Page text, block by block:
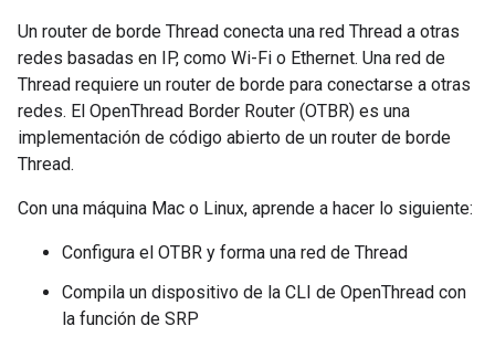
Un router de borde Thread conecta una red Thread a otras
redes basadas en IP, como Wi-Fi o Ethernet. Una red de
Thread requiere un router de borde para conectarse a otras
redes. El OpenThread Border Router (OTBR) es una
implementación de código abierto de un router de borde
Thread.
Con una máquina Mac o Linux, aprende a hacer lo siguiente:
Configura el OTBR y forma una red de Thread
Compila un dispositivo de la CLI de OpenThread con
la función de SRP